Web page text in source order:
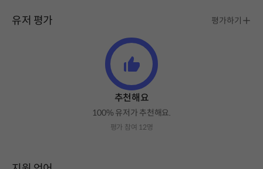
유저 평가 평가하기
추천해요
100% 유저가 추천해요.
평가 참여 12명